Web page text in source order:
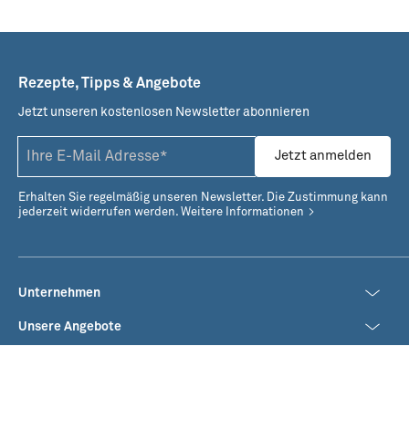
Miesmuscheln mit Cajun-
Butter
Unternehmen
Unsere Angebote
Rezepte, Tipps & Angebote
Jetzt unseren kostenlosen Newsletter abonnieren
Jetzt anmelden
Erhalten Sie regelmäßig unseren Newsletter. Die Zustimmung kann
jederzeit widerrufen werden. Weitere Informationen